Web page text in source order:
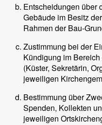
Entscheidungen über
Gebäude im Besitz
Rahmen der Bau-
Zustimmung bei der
Kündigung im
(Küster, Sekretärin,
jeweiligen
Bestimmung über
Spenden, Kollekten
jeweiligen